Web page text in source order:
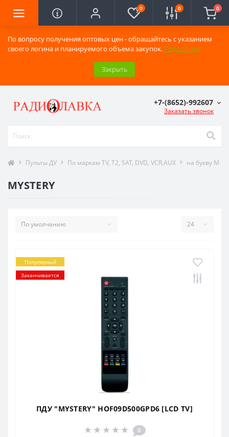
По вопросу получения оптовых цен - обращайтесь с указанием
своего логина и планируемого объема закупок. Подробнее
Закрыть
0 0 0
+7-(8652)-992607
Заказать звонок
Пульты ДУ По маркам TV, T2, SAT, DVD, VCR,AUX на букву M
MYSTERY
Популярный
Заканчивается
ПДУ "MYSTERY" HOF09D500GPD6 [LCD TV]
0